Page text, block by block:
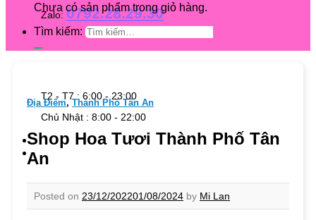
Zalo: 0792.28.29.30
T2 - T7 : 6:00 - 23:00
Chủ Nhật : 8:00 - 22:00
Chưa có sản phẩm trong giỏ hàng.
Tìm kiếm:
Địa Điểm,Thành Phố Tân An
Shop Hoa Tươi Thành Phố Tân
An
Posted on 23/12/202201/08/2024 by Mi Lan